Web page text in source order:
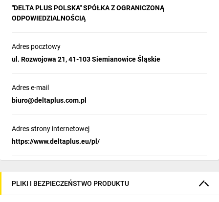
"DELTA PLUS POLSKA" SPÓŁKA Z OGRANICZONĄ
ODPOWIEDZIALNOŚCIĄ
Adres pocztowy
ul. Rozwojowa 21, 41-103 Siemianowice Śląskie
Adres e-mail
biuro@deltaplus.com.pl
Adres strony internetowej
https://www.deltaplus.eu/pl/
PLIKI I BEZPIECZEŃSTWO PRODUKTU